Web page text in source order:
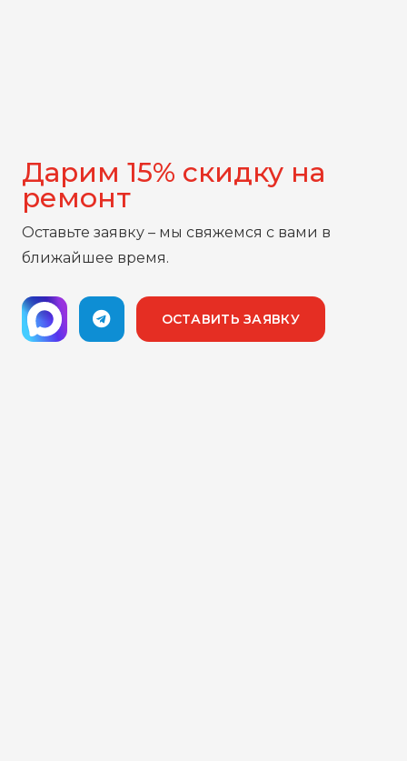
Дарим 15% скидку на
ремонт
Оставьте заявку – мы свяжемся с вами в
ближайшее время.
ОСТАВИТЬ ЗАЯВКУ